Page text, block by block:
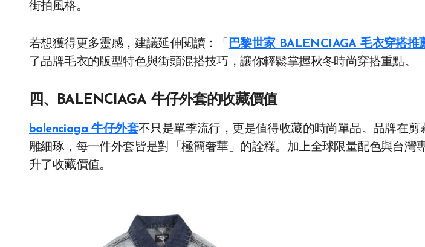
街拍風格。
若想獲得更多靈感，建議延伸閱讀：「 巴黎世家 BALENCIAGA 毛衣穿搭推
了品牌毛衣的版型特色與街頭混搭技巧，讓你輕鬆掌握秋冬時尚穿搭重點。
四、BALENCIAGA 牛仔外套的收藏價值
balenciaga 牛仔外套不只是單季流行，更是值得收藏的時尚單品。品牌在剪
雕細琢，每一件外套皆是對「極簡奢華」的詮釋。加上全球限量配色與台灣
升了收藏價值。